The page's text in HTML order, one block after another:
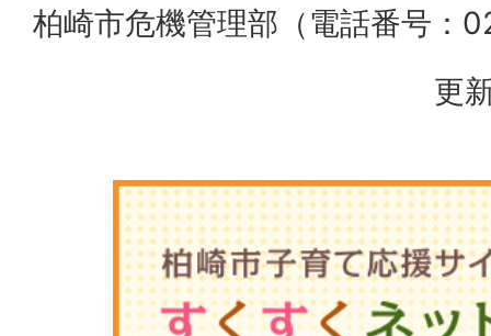
柏崎市危機管理部（電話番号：
更